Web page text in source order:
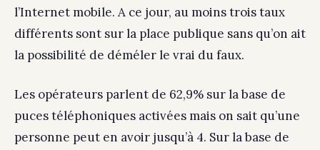
l’Internet mobile. A ce jour, au moins trois taux
différents sont sur la place publique sans qu’on ait
la possibilité de déméler le vrai du faux.
Les opérateurs parlent de 62,9% sur la base de
puces téléphoniques activées mais on sait qu’une
personne peut en avoir jusqu’à 4. Sur la base de